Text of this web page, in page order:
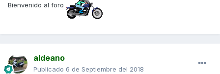
Bienvenido al foro
aldeano
Publicado 6 de Septiembre del 2018